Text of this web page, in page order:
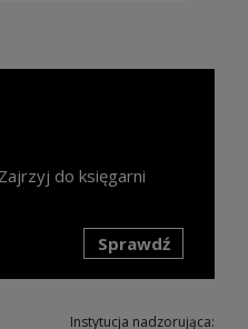
do księgarni
Sprawdź
Instytucja nadzorująca: